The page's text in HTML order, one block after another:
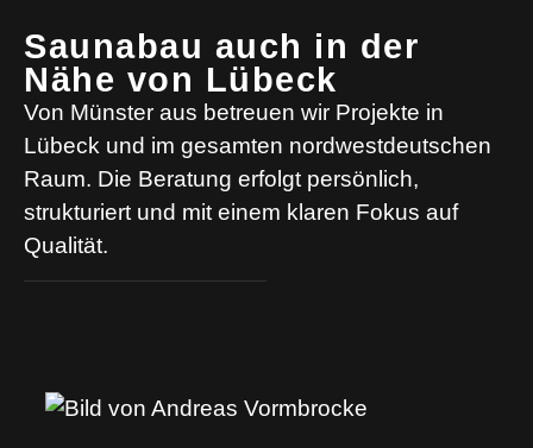
Saunabau auch in der
Nähe von Lübeck
Von Münster aus betreuen wir Projekte in
Lübeck und im gesamten nordwestdeutschen
Raum. Die Beratung erfolgt persönlich,
strukturiert und mit einem klaren Fokus auf
Qualität.